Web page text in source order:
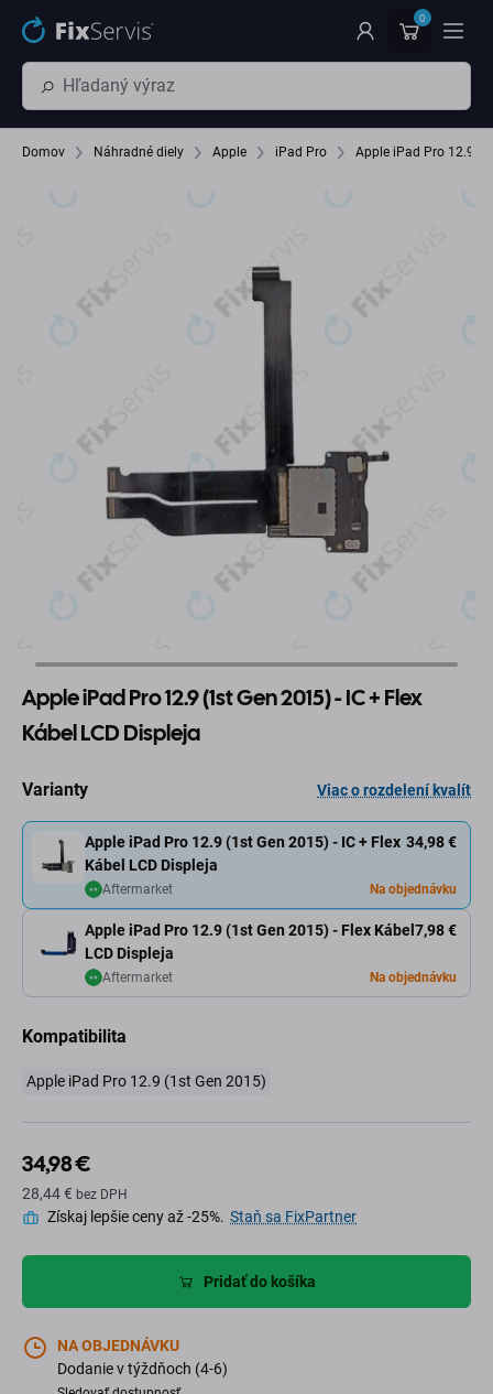
Preskočiť na hlavný obsah 0
Domov Náhradné diely Apple iPad Pro Apple iPad Pro 12.9
Apple iPad Pro 12.9 (1st Gen 2015) - IC + Flex
Kábel LCD Displeja
Varianty Viac o rozdelení kvalít
Apple iPad Pro 12.9 (1st Gen 2015) - IC + Flex
Kábel LCD Displeja
34,98 €
Aftermarket Na objednávku
Apple iPad Pro 12.9 (1st Gen 2015) - Flex Kábel
LCD Displeja
7,98 €
Aftermarket Na objednávku
Kompatibilita
Apple iPad Pro 12.9 (1st Gen 2015)
34,98 €
28,44 € bez DPH
Získaj lepšie ceny až -25%. Staň sa FixPartner
Pridať do košíka
NA OBJEDNÁVKU
Dodanie v týždňoch (4-6)